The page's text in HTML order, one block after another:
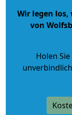
Wir legen los,
von
Holen